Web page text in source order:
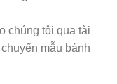
chúng tôi qua tài
mẫu bánh